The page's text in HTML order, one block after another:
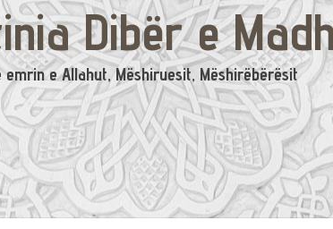
Dibër e
emrin e Allahut, Mëshiruesit, Mëshirëbërësit